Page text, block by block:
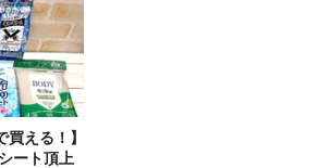
買える！】
ート頂上